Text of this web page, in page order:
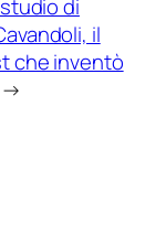
di
il
che inventò
→